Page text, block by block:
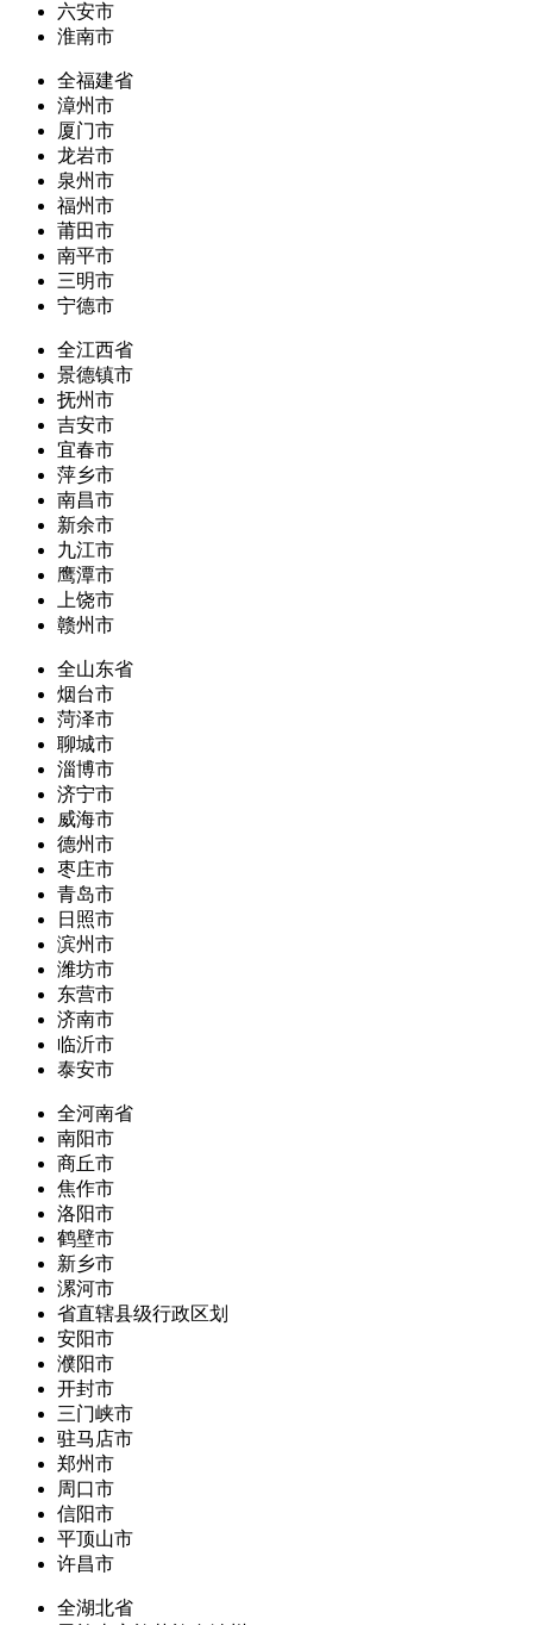
六安市
淮南市
全福建省
漳州市
厦门市
龙岩市
泉州市
福州市
莆田市
南平市
三明市
宁德市
全江西省
景德镇市
抚州市
吉安市
宜春市
萍乡市
南昌市
新余市
九江市
鹰潭市
上饶市
赣州市
全山东省
烟台市
菏泽市
聊城市
淄博市
济宁市
威海市
德州市
枣庄市
青岛市
日照市
滨州市
潍坊市
东营市
济南市
临沂市
泰安市
全河南省
南阳市
商丘市
焦作市
洛阳市
鹤壁市
新乡市
漯河市
省直辖县级行政区划
安阳市
濮阳市
开封市
三门峡市
驻马店市
郑州市
周口市
信阳市
平顶山市
许昌市
全湖北省